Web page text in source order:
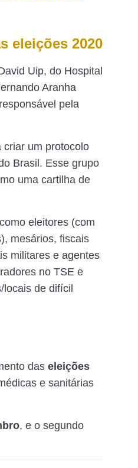
eleições 2020
Uip, do Hospital
Aranha
pela
criar um protocolo
Brasil. Esse grupo
uma cartilha de
eleitores (com
mesários, fiscais
militares e agentes
no TSE e
de difícil
das eleições
e sanitárias
, e o segundo